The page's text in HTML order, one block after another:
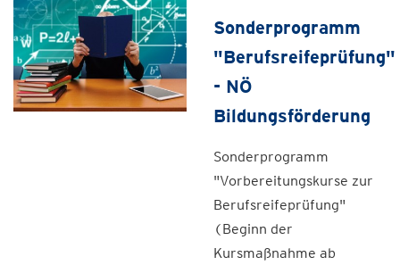
Sonderprogramm
"Berufsreifeprüfung"
- NÖ
Bildungsförderung
Sonderprogramm
"Vorbereitungskurse zur
Berufsreifeprüfung"
(Beginn der
Kursmaßnahme ab